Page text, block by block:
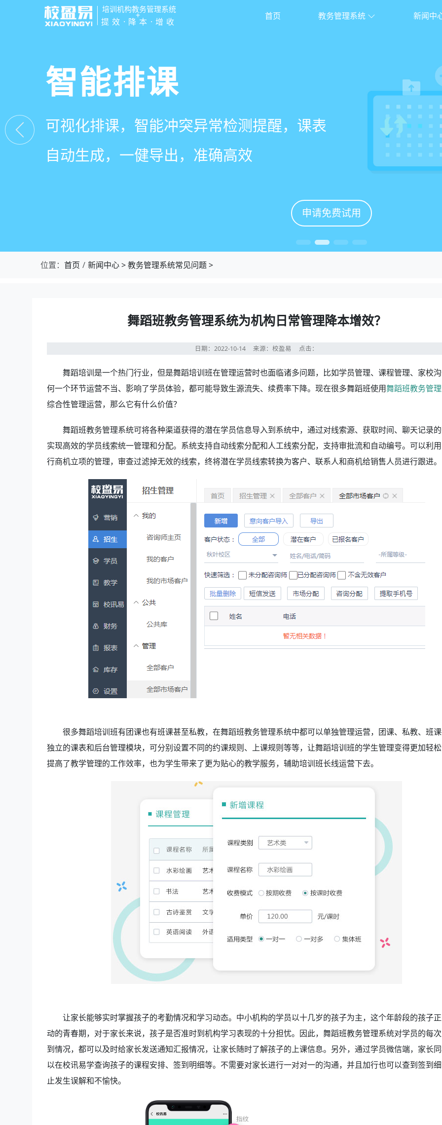
培训机构教务管理系统
+
提效·降本·增收
首页 教务管理系统 新闻中
管学校，用校盈易
培训机构教务管理系统
有效提升运营管理效率45%
申请免费试用
智能排课
可视化排课，智能冲突异常检测提醒，课表
自动生成，一健导出，准确高效
申请免费试用
课时统计
学员签到同步扣减课时，老师带课量自动统
计、汇总，数据清晰可查免扯皮
申请免费试用
家校互动
一部手机链接教师、学员、家长，沟通互动
零距离，服务贴心铸口碑促续费
申请免费试用
位置： 首页 新闻中心>教务管理系统常见问题>
舞蹈班教务管理系统为机构日常管理降本增效？
日期：2022-10-14来源：校盈易 点击：
舞蹈培训是一个热门行业，但是舞蹈培训班在管理运营时也面临诸多问题，比如学员管理、课程管理、家校
何一个环节运营不当、影响了学员体验，都可能导致生源流失、续费率下降。现在很多舞蹈班使用舞蹈班教务管
综合性管理运营，那么它有什么价值？
舞蹈班教务管理系统可将各种渠道获得的潜在学员信息导入到系统中，通过对线索源、获取时间、聊天记录
实现高效的学员线索统一管理和分配。系统支持自动线索分配和人工线索分配，支持审批流和自动编号。可以利
行商机立项的管理，审查过滤掉无效的线索，终将潜在学员线索转换为客户、联系人和商机给销售人员进行跟进
很多舞蹈培训班有团课也有班课甚至私教，在舞蹈班教务管理系统中都可以单独管理运营，团课、私教、班
独立的课表和后台管理模块，可分别设置不同的约课规则、上课规则等等，让舞蹈培训班的学生管理变得更加轻
提高了教学管理的工作效率，也为学生带来了更为贴心的教学服务，辅助培训班长线运营下去。
让家长能够实时掌握孩子的考勤情况和学习动态。中小机构的学员以十几岁的孩子为主，这个年龄段的孩子
动的青春期，对于家长来说，孩子是否准时到机构学习表现的十分担忧。因此，舞蹈班教务管理系统对学员的每
到情况，都可以及时给家长发送通知汇报情况，让家长随时了解孩子的上课信息。另外，通过学员微信端，家长
以在校讯易学查询孩子的课程安排、签到明细等。不需要对家长进行一对对一的沟通，并且加行也可以查到签到
止发生误解和不愉快。